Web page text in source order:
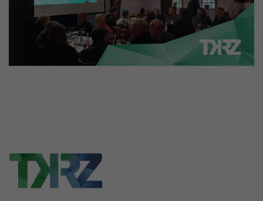
Quelle, aus der sie stammen, und die Seiten
in anonymisierter Form.
_gat_UA-53926628-3
Zweck
Musterelement auf dem Namen die
eindeutige Identitätsnummer des Kontos
oder der Website enthält, auf das es sich